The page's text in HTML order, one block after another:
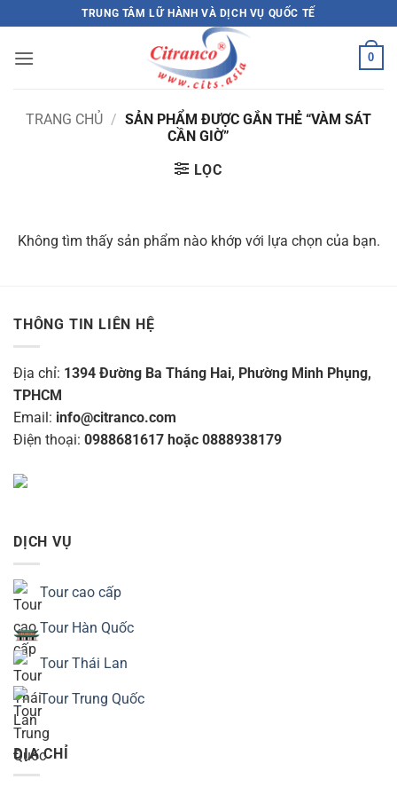
qua
nội
TRUNG TÂM LỮ HÀNH VÀ DỊCH VỤ QUỐC TẾ
0
TRANG CHỦ / SẢN PHẨM ĐƯỢC GẮN THẺ “VÀM SÁT
CẦN GIỜ”
LỌC
Không tìm thấy sản phẩm nào khớp với lựa chọn của bạn.
THÔNG TIN LIÊN HỆ
Địa chỉ: 1394 Đường Ba Tháng Hai, Phường Minh Phụng,
TPHCM
Email: info@citranco.com
Điện thoại: 0988681617 hoặc 0888938179
DỊCH VỤ
Tour cao cấp
Tour Hàn Quốc
Tour Thái Lan
Tour Trung Quốc
ĐỊA CHỈ